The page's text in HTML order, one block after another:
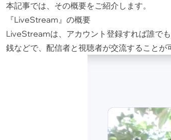
本記事では、その概要をご紹介します。
『LiveStream』の概要
LiveStreamは、アカウント登録すれば誰で
銭などで、配信者と視聴者が交流することが